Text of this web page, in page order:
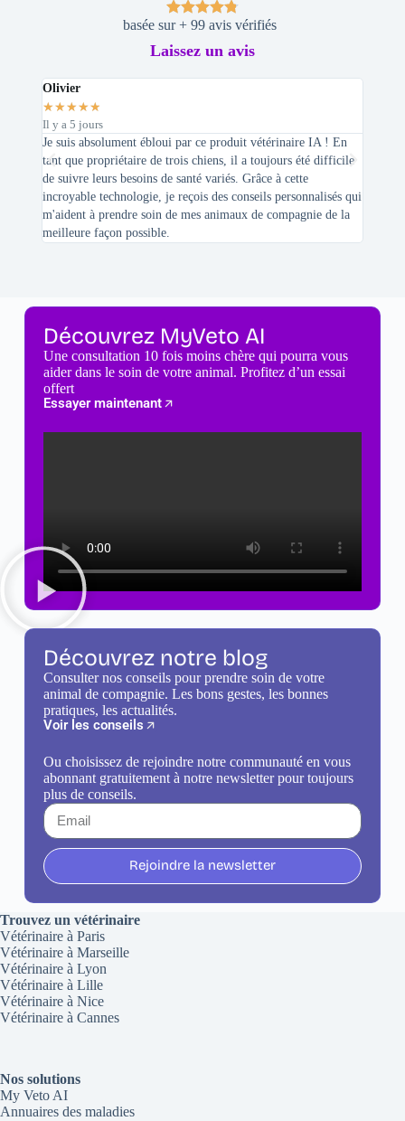
basée sur + 99 avis vérifiés
Laissez un avis
Olivier
★★★★★
Il y a 5 jours
Je suis absolument ébloui par ce produit vétérinaire IA ! En
tant que propriétaire de trois chiens, il a toujours été difficile
de suivre leurs besoins de santé variés. Grâce à cette
incroyable technologie, je reçois des conseils personnalisés qui
m'aident à prendre soin de mes animaux de compagnie de la
meilleure façon possible.
Découvrez MyVeto AI
Une consultation 10 fois moins chère qui pourra vous
aider dans le soin de votre animal. Profitez d’un essai
offert
Essayer maintenant
Découvrez notre blog
Consulter nos conseils pour prendre soin de votre
animal de compagnie. Les bons gestes, les bonnes
pratiques, les actualités.
Voir les conseils
Ou choisissez de rejoindre notre communauté en vous
abonnant gratuitement à notre newsletter pour toujours
plus de conseils.
Rejoindre la newsletter
Trouvez un vétérinaire
Vétérinaire à Paris
Vétérinaire à Marseille
Vétérinaire à Lyon
Vétérinaire à Lille
Vétérinaire à Nice
Vétérinaire à Cannes
Nos solutions
My Veto AI
Annuaires des maladies